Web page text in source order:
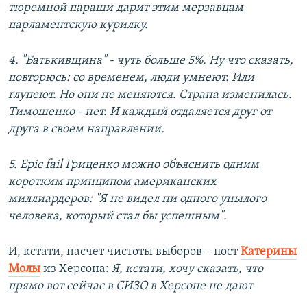
тюремной параши дарит этим мерзавцам
парламентскую курилку.
4. "Батькивщина" - чуть больше 5%. Ну что сказать,
повторюсь: со временем, люди умнеют. Или
глупеют. Но они не меняются. Страна изменилась.
Тимошенко - нет. И каждый отдаляется друг от
друга в своем направлении.
5. Epic fail Гриценко можно объяснить одним
коротким принципом американских
миллиардеров: "Я не видел ни одного унылого
человека, который стал бы успешным".
И, кстати, насчет чистоты выборов – постКатерины
Молы из Херсона: Я, кстати, хочу сказать, что
прямо вот сейчас в СИЗО в Херсоне не дают